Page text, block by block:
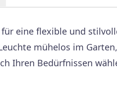
eine flexible und
mühelos im
Ihren Bedürfnissen